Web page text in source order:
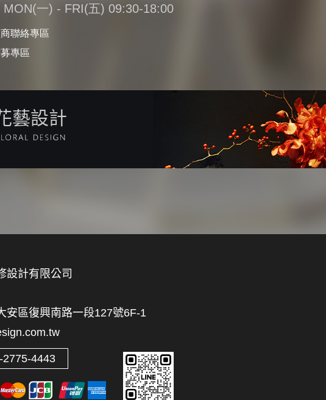
一) - FRI(五) 09:30-18:00
聯絡專區
專區
藝設計
設計有限公司
安區復興南路一段127號6F-1
2775-4443